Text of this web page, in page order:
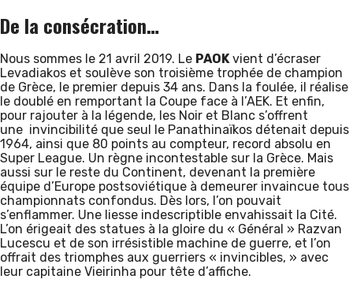
De la consécration…
Nous sommes le 21 avril 2019. Le PAOK vient d’écraser
Levadiakos et soulève son troisième trophée de champion
de Grèce, le premier depuis 34 ans. Dans la foulée, il réalise
le doublé en remportant la Coupe face à l’AEK. Et enfin,
pour rajouter à la légende, les Noir et Blanc s’offrent
une invincibilité que seul le Panathinaïkos détenait depuis
1964, ainsi que 80 points au compteur, record absolu en
Super League. Un règne incontestable sur la Grèce. Mais
aussi sur le reste du Continent, devenant la première
équipe d’Europe postsoviétique à demeurer invaincue tous
championnats confondus. Dès lors, l’on pouvait
s’enflammer. Une liesse indescriptible envahissait la Cité.
L’on érigeait des statues à la gloire du « Général » Razvan
Lucescu et de son irrésistible machine de guerre, et l’on
offrait des triomphes aux guerriers « invincibles, » avec
leur capitaine Vieirinha pour tête d’affiche.